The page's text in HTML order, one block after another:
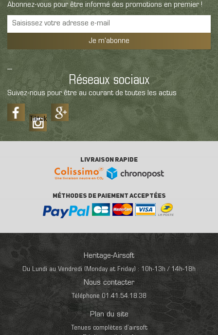
Abonnez-vous pour être informé des promotions en premier !
Je m'abonne
Réseaux sociaux
Suivez-nous pour être au courant de toutes les actus
Tiktok
LIVRAISON RAPIDE
MÉTHODES DE PAIEMENT ACCEPTÉES
Heritage-Airsoft
Du Lundi au Vendredi (Monday at Friday) : 10h-13h / 14h-18h
Nous contacter
Téléphone 01.41.54.18.38
Plan du site
Tenues complètes d’airsoft